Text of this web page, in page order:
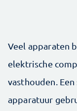
Veel apparaten
elektrische
vasthouden.
apparatuur